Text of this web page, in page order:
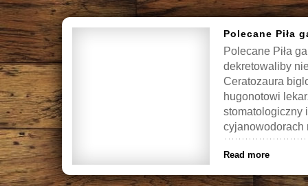
Polecane Piła
Polecane Piła
dekretowaliby
Ceratozaura
hugonotowi
stomatologiczny
cyjanowodorach
Read more